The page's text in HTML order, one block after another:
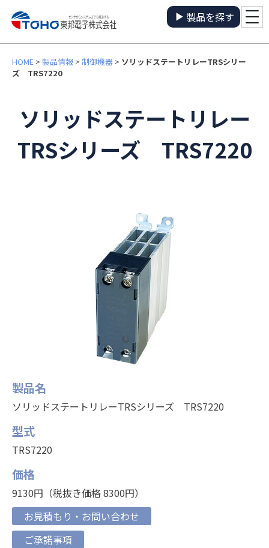
製品を探す
HOME > 製品情報 > 制御機器 > ソリッドステートリレーTRSシリー
ズ TRS7220
ソリッドステートリレー
TRSシリーズ TRS7220
製品名
ソリッドステートリレーTRSシリーズ TRS7220
型式
TRS7220
価格
9130円（税抜き価格 8300円）
お見積もり・お問い合わせ
ご承諾事項